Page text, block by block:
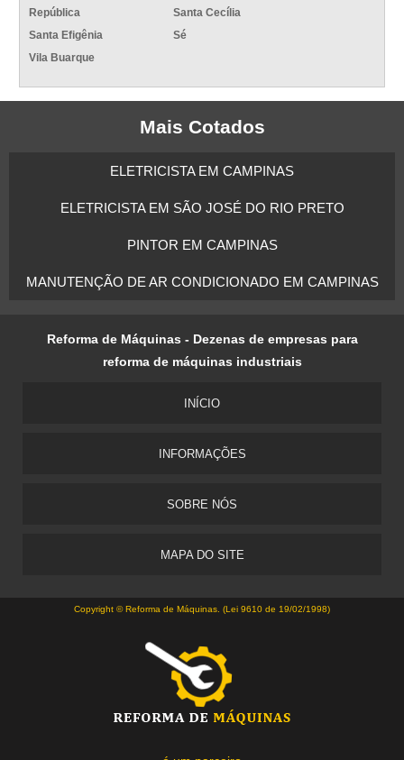
República
Santa Cecília
Santa Efigênia
Sé
Vila Buarque
Mais Cotados
ELETRICISTA EM CAMPINAS
ELETRICISTA EM SÃO JOSÉ DO RIO PRETO
PINTOR EM CAMPINAS
MANUTENÇÃO DE AR CONDICIONADO EM CAMPINAS
Reforma de Máquinas - Dezenas de empresas para
reforma de máquinas industriais
INÍCIO
INFORMAÇÕES
SOBRE NÓS
MAPA DO SITE
Copyright © Reforma de Máquinas. (Lei 9610 de 19/02/1998)